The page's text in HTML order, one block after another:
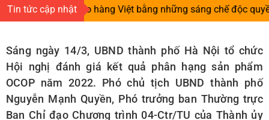
Tin và sự kiện CheckVN
Search
for:
Tin tức cập nhật
hàng Việt bằng những sáng chế độc quyền | Đường
Sáng ngày 14/3, UBND thành phố Hà Nội tổ chức
Hội nghị đánh giá kết quả phân hạng sản phẩm
OCOP năm 2022. Phó chủ tịch UBND thành phố
Nguyễn Mạnh Quyền, Phó trưởng ban Thường trực
Ban Chỉ đạo Chương trình 04-Ctr/TU của Thành ủy